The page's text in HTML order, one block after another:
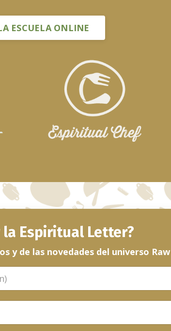
ESCUELA ONLINE
Espiritual Letter?
y de las novedades del universo